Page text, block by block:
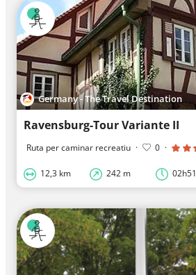
Germany - The Travel Destination
Ravensburg-Tour Variante II
Ruta per caminar recreatiu · 0 ·
12,3 km 242 m 02h51